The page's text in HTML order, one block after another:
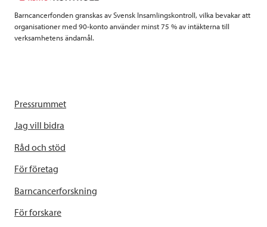
Barncancerfonden granskas av Svensk Insamlingskontroll, vilka bevakar att
organisationer med 90-konto använder minst 75 % av intäkterna till
verksamhetens ändamål.
Pressrummet
Jag vill bidra
Råd och stöd
För företag
Barncancerforskning
För forskare